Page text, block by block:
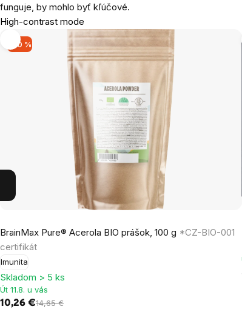
funguje, by mohlo byť kľúčové.
High-contrast mode
-30 %
BrainMax Pure® Acerola BIO prášok, 100 g *CZ-BIO-001
certifikát
Imunita
Skladom > 5 ks
Út 11.8. u vás
10,26 €14,65 €